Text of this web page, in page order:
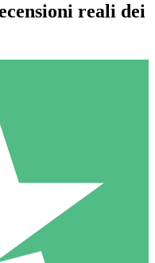
Individuali
Nessun impegno
reali dei